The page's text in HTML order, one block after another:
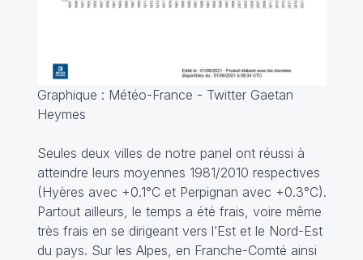
Graphique : Météo-France - Twitter Gaetan
Heymes
Seules deux villes de notre panel ont réussi à
atteindre leurs moyennes 1981/2010 respectives
(Hyères avec +0.1°C et Perpignan avec +0.3°C).
Partout ailleurs, le temps a été frais, voire même
très frais en se dirigeant vers l’Est et le Nord-Est
du pays. Sur les Alpes, en Franche-Comté ainsi